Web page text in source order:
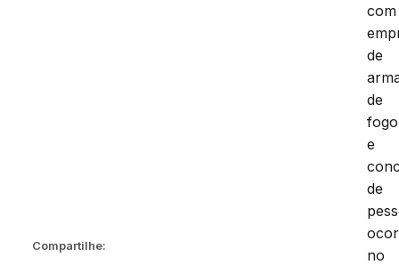
Compartilhe:
com
de
de
fogo
e
de
no